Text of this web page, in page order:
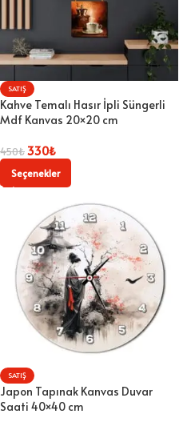
SATIŞ
Kahve Temalı Hasır İpli Süngerli
Mdf Kanvas 20×20 cm
450₺330₺
Seçenekler
SATIŞ
Japon Tapınak Kanvas Duvar
Saati 40×40 cm